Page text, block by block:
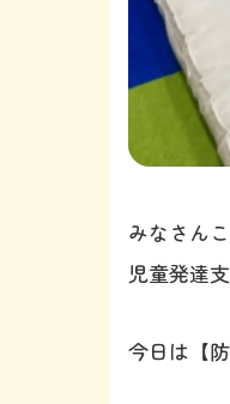
みなさん
児童発達
今日は【